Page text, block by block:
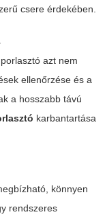
csere érdekében.
azt nem
ellenőrzése és a
a hosszabb távú
karbantartása
könnyen
rendszeres